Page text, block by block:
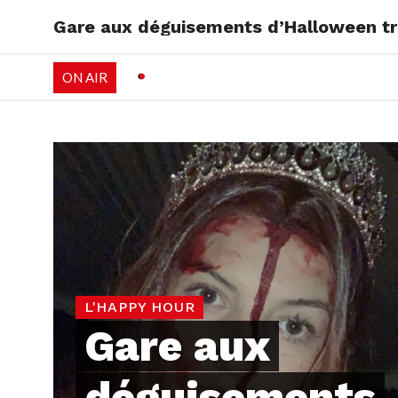
RADIO
Gare aux déguisements d’Halloween
ON AIR
L'HAPPY HOUR
Gare aux